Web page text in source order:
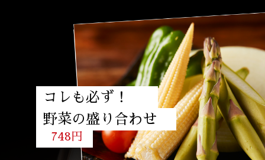
コレも必ず！
野菜の盛り合わせ
748円